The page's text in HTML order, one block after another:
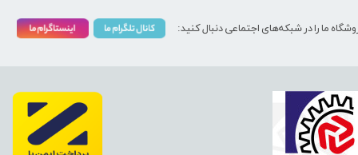
ما را در شبکه‌های اجتماعی دنبال کنید: